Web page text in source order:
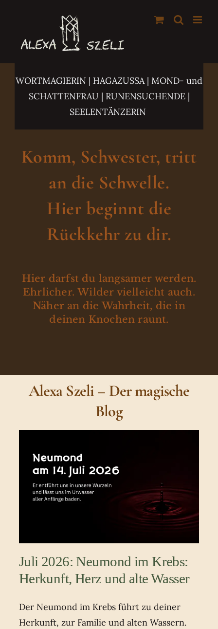
springen
WORTMAGIERIN | HAGAZUSSA | MOND- und
SCHATTENFRAU | RUNENSUCHENDE |
SEELENTÄNZERIN
Komm, Schwester, tritt
an die Schwelle.
Hier beginnt die
Rückkehr zu dir.
Hier darfst du langsamer werden.
Ehrlicher. Wilder vielleicht auch.
Näher an die Wahrheit, die in
deinen Knochen raunt.
Alexa Szeli – Der magische
Blog
Juli 2026: Neumond im Krebs:
Herkunft, Herz und alte Wasser
Der Neumond im Krebs führt zu deiner
Herkunft, zur Familie und alten Wassern.